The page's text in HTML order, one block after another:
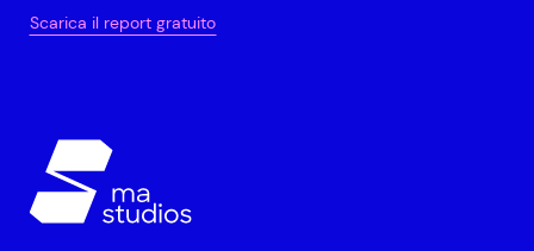
Scarica il report gratuito